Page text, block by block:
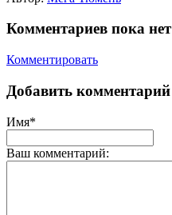
Комментариев пока нет
Комментировать
Добавить комментарий
Имя*
Ваш комментарий: